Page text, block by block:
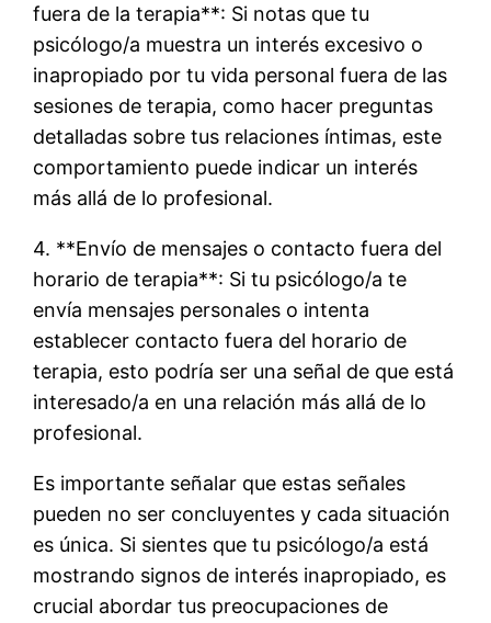
fuera de la terapia**: Si notas que tu
psicólogo/a muestra un interés excesivo o
inapropiado por tu vida personal fuera de las
sesiones de terapia, como hacer preguntas
detalladas sobre tus relaciones íntimas, este
comportamiento puede indicar un interés
más allá de lo profesional.
4. **Envío de mensajes o contacto fuera del
horario de terapia**: Si tu psicólogo/a te
envía mensajes personales o intenta
establecer contacto fuera del horario de
terapia, esto podría ser una señal de que está
interesado/a en una relación más allá de lo
profesional.
Es importante señalar que estas señales
pueden no ser concluyentes y cada situación
es única. Si sientes que tu psicólogo/a está
mostrando signos de interés inapropiado, es
crucial abordar tus preocupaciones de